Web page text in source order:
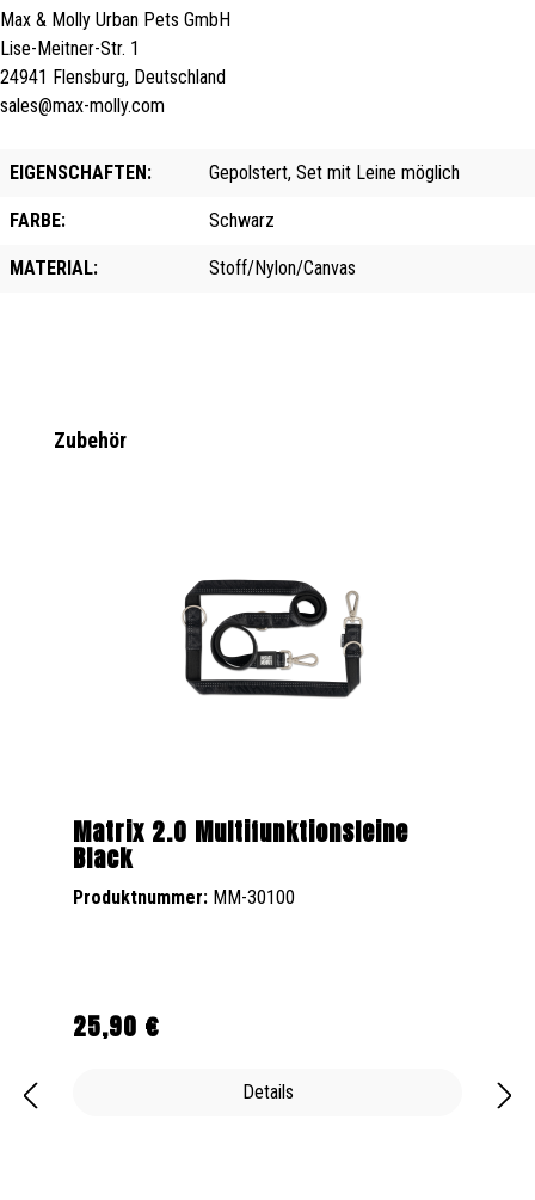
Max & Molly Urban Pets GmbH
Lise-Meitner-Str. 1
24941 Flensburg, Deutschland
sales@max-molly.com
EIGENSCHAFTEN: Gepolstert, Set mit Leine möglich
FARBE: Schwarz
MATERIAL: Stoff/Nylon/Canvas
Produktgalerie überspringen
Zubehör
Matrix 2.0 Multifunktionsleine
Black
Produktnummer: MM-30100
Regulärer Preis:
25,90 €
Details